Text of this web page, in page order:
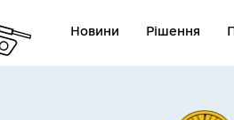
Новини Рішення